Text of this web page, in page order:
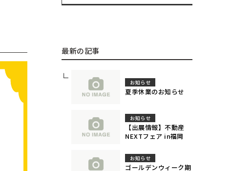
最新の記事
お知らせ
夏季休業のお知らせ
お知らせ
【出展情報】不動産
NEXTフェア in福岡
お知らせ
ゴールデンウィーク期